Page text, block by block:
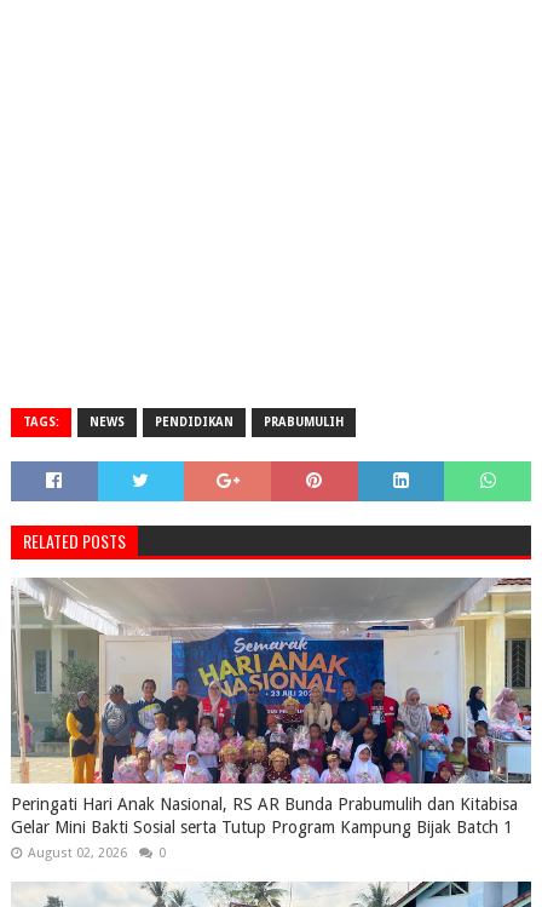
TAGS: NEWS PENDIDIKAN PRABUMULIH
RELATED POSTS
Peringati Hari Anak Nasional, RS AR Bunda Prabumulih dan Kitabisa
Gelar Mini Bakti Sosial serta Tutup Program Kampung Bijak Batch 1
August 02, 2026 0